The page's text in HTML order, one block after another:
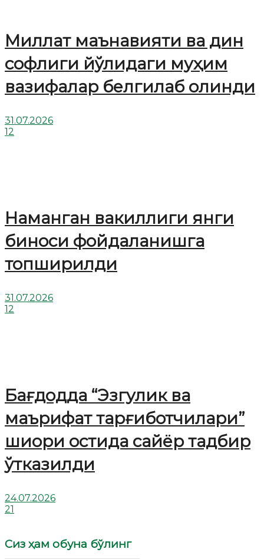
Миллат маънавияти ва дин
софлиги йўлидаги муҳим
вазифалар белгилаб олинди
31.07.2026
12
Наманган вакиллиги янги
биноси фойдаланишга
топширилди
31.07.2026
12
Бағдодда “Эзгулик ва
маърифат тарғиботчилари”
шиори остида сайёр тадбир
ўтказилди
24.07.2026
21
Сиз ҳам обуна бўлинг